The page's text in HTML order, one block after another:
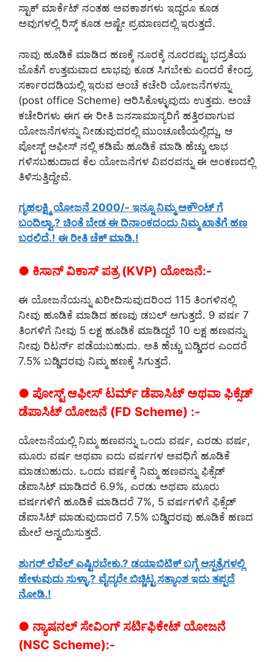
ಸ್ಟಾಕ್ ಮಾರ್ಕೆಟ್ ನಂತಹ ಅವಕಾಶಗಳು ಇದ್ದರೂ ಕೂಡ
ಅವುಗಳಲ್ಲಿ ರಿಸ್ಕ್ ಕೂಡ ಅಷ್ಟೇ ಪ್ರಮಾಣದಲ್ಲಿ ಇರುತ್ತದೆ.
ನಾವು ಹೂಡಿಕೆ ಮಾಡಿದ ಹಣಕ್ಕೆ ನೂರಕ್ಕೆ ನೂರರಷ್ಟು ಭದ್ರತೆಯ
ಜೊತೆಗೆ ಉತ್ತಮವಾದ ಲಾಭವು ಕೂಡ ಸಿಗಬೇಕು ಎಂದರೆ ಕೇಂದ್ರ
ಸರ್ಕಾರದಡಿಯಲ್ಲಿ ಇರುವ ಅಂಚೆ ಕಚೇರಿ ಯೋಜನೆಗಳನ್ನು
(post office Scheme) ಆರಿಸಿಕೊಳ್ಳುವುದು ಉತ್ತಮ. ಅಂಚೆ
ಕಚೇರಿಗಳು ಈಗ ಈ ರೀತಿ ಜನಸಾಮಾನ್ಯರಿಗೆ ಹತ್ತಿರವಾಗುವ
ಯೋಜನೆಗಳನ್ನು ನೀಡುವುದರಲ್ಲಿ ಮುಂಚೂಣಿಯಲ್ಲಿದ್ದು, ಆ
ಪೋಸ್ಟ್ ಆಫೀಸ್ ನಲ್ಲಿ ಕಡಿಮೆ ಹೂಡಿಕೆ ಮಾಡಿ ಹೆಚ್ಚು ಲಾಭ
ಗಳಿಸಬಹುದಾದ ಕೆಲ ಯೋಜನೆಗಳ ವಿವರವನ್ನು ಈ ಅಂಕಣದಲ್ಲಿ
ತಿಳಿಸುತ್ತಿದ್ದೇವೆ.
ಗೃಹಲಕ್ಷ್ಮಿ ಯೋಜನೆ 2000/- ಇನ್ನೂ ನಿಮ್ಮ ಅಕೌಂಟ್ ಗೆ
ಬಂದಿಲ್ವಾ.? ಚಿಂತೆ ಬೇಡ ಈ ದಿನಾಂಕದಂದು ನಿಮ್ಮ ಖಾತೆಗೆ ಹಣ
ಬರಲಿದೆ.! ಈ ರೀತಿ ಚೆಕ್ ಮಾಡಿ.!
● ಕಿಸಾನ್ ವಿಕಾಸ್ ಪತ್ರ (KVP) ಯೋಜನೆ:-
ಈ ಯೋಜನೆಯನ್ನು ಖರೀದಿಸುವುದರಿಂದ 115 ತಿಂಗಳಿನಲ್ಲಿ
ನೀವು ಹೂಡಿಕೆ ಮಾಡಿದ ಹಣವು ಡಬಲ್ ಆಗುತ್ತದೆ. 9 ವರ್ಷ 7
ತಿಂಗಳಿಗೆ ನೀವು 5 ಲಕ್ಷ ಹೂಡಿಕೆ ಮಾಡಿದ್ದರೆ 10 ಲಕ್ಷ ಹಣವನ್ನು
ನೀವು ರಿಟರ್ನ್ ಪಡೆಯಬಹುದು. ಅತಿ ಹೆಚ್ಚು ಬಡ್ಡಿದರ ಎಂದರೆ
7.5% ಬಡ್ಡಿದರವು ನಿಮ್ಮ ಹಣಕ್ಕೆ ಸಿಗುತ್ತದೆ.
● ಪೋಸ್ಟ್ ಆಫೀಸ್ ಟರ್ಮ್ ಡೆಪಾಸಿಟ್ ಅಥವಾ ಫಿಕ್ಸೆಡ್
ಡೆಪಾಸಿಟ್ ಯೋಜನೆ (FD Scheme) :-
ಯೋಜನೆಯಲ್ಲಿ ನಿಮ್ಮ ಹಣವನ್ನು ಒಂದು ವರ್ಷ, ಎರಡು ವರ್ಷ,
ಮೂರು ವರ್ಷ ಅಥವಾ ಐದು ವರ್ಷಗಳ ಅವಧಿಗೆ ಹೂಡಿಕೆ
ಮಾಡಬಹುದು. ಒಂದು ವರ್ಷಕ್ಕೆ ನಿಮ್ಮ ಹಣವನ್ನು ಫಿಕ್ಸೆಡ್
ಡೆಪಾಸಿಟ್ ಮಾಡಿದರೆ 6.9%, ಎರಡು ಅಥವಾ ಮೂರು
ವರ್ಷಗಳಿಗೆ ಹೂಡಿಕೆ ಮಾಡಿದರೆ 7%, 5 ವರ್ಷಗಳಿಗೆ ಫಿಕ್ಸೆಡ್
ಡೆಪಾಸಿಟ್ ಮಾಡುವುದಾದರೆ 7.5% ಬಡ್ಡಿದರವು ಹೂಡಿಕೆ ಹಣದ
ಮೇಲೆ ಅನ್ವಯಿಸುತ್ತದೆ.
ಶುಗರ್ ಲೆವೆಲ್ ಎಷ್ಟಿರಬೇಕು.? ಡಯಾಬಿಟಿಕ್ ಬಗ್ಗೆ ಆಸ್ಪತ್ರೆಗಳಲ್ಲಿ
ಹೇಳುವುದು ಸುಳ್ಳಾ.? ವೈದ್ಯರೇ ಬಿಚ್ಚಿಟ್ಟ ಸತ್ಯಾಂಶ ಇದು ತಪ್ಪದೆ
ನೋಡಿ.!
● ನ್ಯಾಷನಲ್ ಸೇವಿಂಗ್ ಸರ್ಟಿಫಿಕೇಟ್ ಯೋಜನೆ
(NSC Scheme):-